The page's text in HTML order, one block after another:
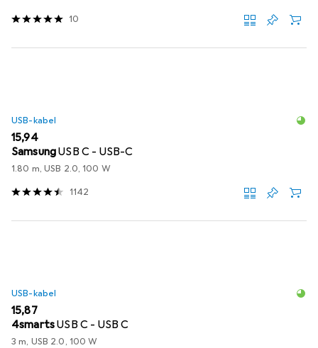
10
USB-kabel
EUR
15,94
SamsungUSB C - USB-C
1.80 m, USB 2.0, 100 W
1142
USB-kabel
EUR
15,87
4smartsUSB C - USB C
3 m, USB 2.0, 100 W